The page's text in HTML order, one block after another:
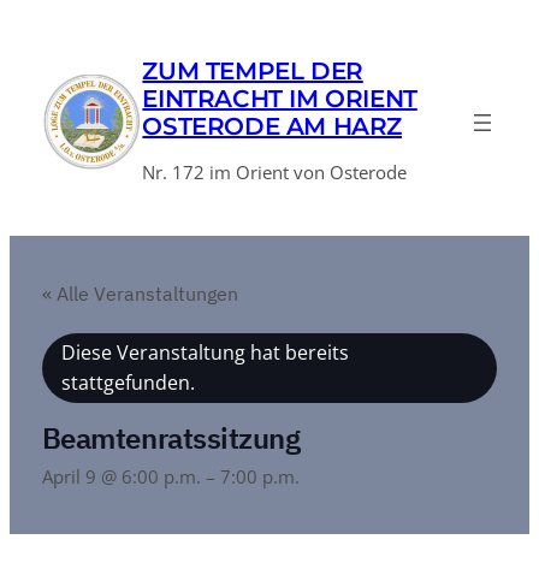
ZUM TEMPEL DER
EINTRACHT IM ORIENT
OSTERODE AM HARZ
Nr. 172 im Orient von Osterode
« Alle Veranstaltungen
Diese Veranstaltung hat bereits
stattgefunden.
Beamtenratssitzung
April 9 @ 6:00 p.m. – 7:00 p.m.